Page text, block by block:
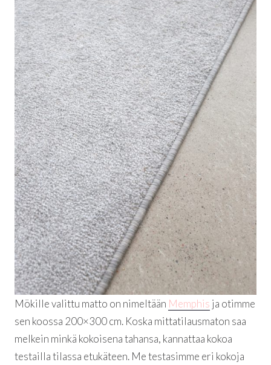
Mökille valittu matto on nimeltään Memphis ja otimme
sen koossa 200×300 cm. Koska mittatilausmaton saa
melkein minkä kokoisena tahansa, kannattaa kokoa
testailla tilassa etukäteen. Me testasimme eri kokoja